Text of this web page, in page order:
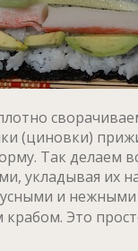
(циновки)
Так делаем
укладывая их
и
крабом. Это